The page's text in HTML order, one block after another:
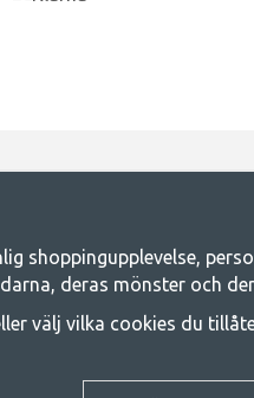
familjen för ett gemensamt
priser på familjetält,
gällande kvalitet och
© 2020
shoppingupplevelse,
deras mönster och
välj vilka cookies du